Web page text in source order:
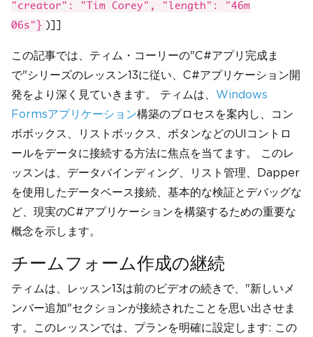
"creator": "Tim Corey", "length": "46m
06s"} )]]
この記事では、ティム・コーリーの"C#アプリ完成ま
で"シリーズのレッスン13に従い、C#アプリケーション開
発をより深く見ていきます。 ティムは、 Windows
Formsアプリケーション構築のプロセスを案内し、コン
ボボックス、リストボックス、ボタンなどのUIコントロ
ールをデータに接続する方法に焦点を当てます。 このレ
ッスンは、データバインディング、リスト管理、Dapper
を使用したデータベース接続、基本的な検証とデバッグな
ど、現実のC#アプリケーションを構築するための重要な
概念を示します。
チームフォーム作成の継続
ティムは、レッスン13は前のビデオの続きで、"新しいメ
ンバー追加"セクションが接続されたことを思い出させま
す。このレッスンでは、プランを明確に設定します: この